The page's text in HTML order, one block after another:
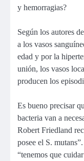
y hemorragias?
Según los autores
a los vasos
edad y por la
unión, los vasos
producen los
Es bueno precisar
bacteria van a
Robert Friedland
posee el S.
“tenemos que